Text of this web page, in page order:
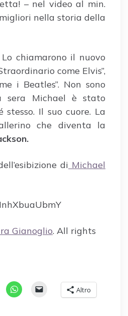
– nel video al min.
nella storia della
chiamarono il nuovo
come Elvis”,
i Beatles”. Non sono
sera Michael è stato
stesso. Il suo cuore. La
che diventa la
di Michael
Gianoglio. All rights
Altro